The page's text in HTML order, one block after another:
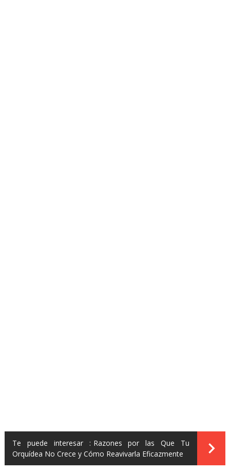
Te puede interesar : Razones por las Que Tu
Orquídea No Crece y Cómo Reavivarla Eficazmente